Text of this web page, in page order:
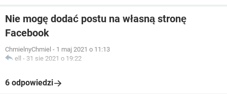
Nie mogę dodać postu na własną stronę
Facebook
ChmielnyChmiel - 1 maj 2021 o 11:13
ell - 31 sie 2021 o 19:22
6 odpowiedzi